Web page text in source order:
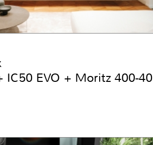
IC50 EVO + Moritz 400-40